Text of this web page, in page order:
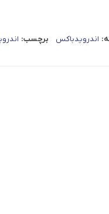
اندرویدباکس برچسب: